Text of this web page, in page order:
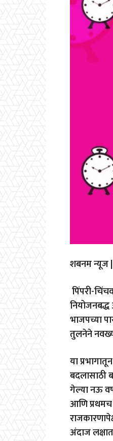
शबनम न्यूज |
पिंपरी-
भाजपच्या
तुलनेने
या
बदलासाठी
गेल्या नऊ
आणि प्रथमच
अंदाज